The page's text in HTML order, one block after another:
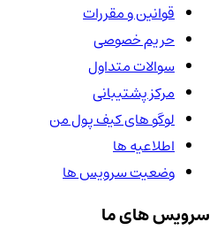
قوانین و مقررات
حریم خصوصی
سوالات متداول
مرکز پشتیبانی
لوگو های کیف پول من
اطلاعیه ها
وضعیت سرویس ها
سرویس های ما